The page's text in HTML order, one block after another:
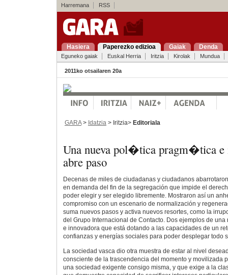
Harremana RSS
Hasiera Paperezko edizioa Gaiak Denda
Eguneko gaiak Euskal Herria Iritzia Kirolak Mundua
2011ko otsailaren 20a
GARA> Idatzia > Iritzia> Editoriala
Una nueva pol�tica pragm�tica e
abre paso
Decenas de miles de ciudadanas y ciudadanos
en demanda del fin de la segregación que impide el
poder elegir y ser elegido libremente. Mostraron así un
compromiso con un escenario de normalización y
suma nuevos pasos y activa nuevos resortes, como la
del Grupo Internacional de Contacto. Dos ejemplos de
e innovadora que está dotando a las capacidades de un
confianzas y energías sociales para poder desplegar todo
La sociedad vasca dio otra muestra de estar al nivel
consciente de la trascendencia del momento y movilizada
una sociedad exigente consigo misma, y que exige a la